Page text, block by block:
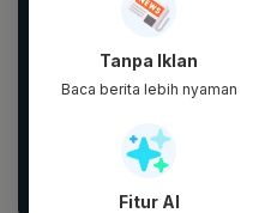
OXY Jaket Olahraga
Wanita Anti UV UPF
100+ Lari Sepeda Gym
Tanpa Iklan
Baca berita lebih nyaman
Fitur AI